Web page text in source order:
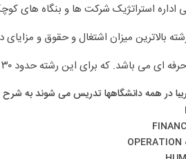
اداره استراتژیک شرکت ها و بنگاه های
این رشته حدود ۳۰ گرایش مختلف در کشورهای مختلف تعریف شده است.
در همه دانشگاهها تدریس می شوند به شرح